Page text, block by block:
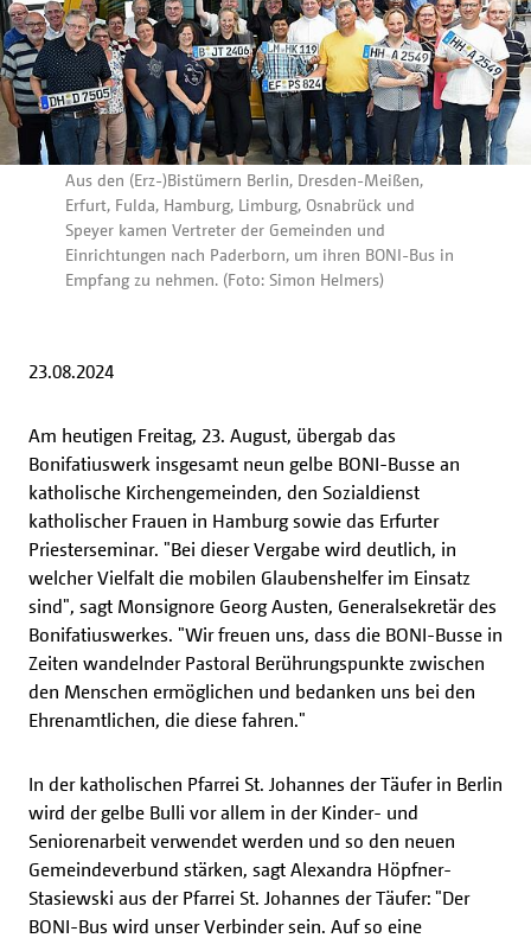
Aus den (Erz-)Bistümern Berlin, Dresden-Meißen,
Erfurt, Fulda, Hamburg, Limburg, Osnabrück und
Speyer kamen Vertreter der Gemeinden und
Einrichtungen nach Paderborn, um ihren BONI-Bus in
Empfang zu nehmen. (Foto: Simon Helmers)
23.08.2024
Am heutigen Freitag, 23. August, übergab das
Bonifatiuswerk insgesamt neun gelbe BONI-Busse an
katholische Kirchengemeinden, den Sozialdienst
katholischer Frauen in Hamburg sowie das Erfurter
Priesterseminar. "Bei dieser Vergabe wird deutlich, in
welcher Vielfalt die mobilen Glaubenshelfer im Einsatz
sind", sagt Monsignore Georg Austen, Generalsekretär des
Bonifatiuswerkes. "Wir freuen uns, dass die BONI-Busse in
Zeiten wandelnder Pastoral Berührungspunkte zwischen
den Menschen ermöglichen und bedanken uns bei den
Ehrenamtlichen, die diese fahren."
In der katholischen Pfarrei St. Johannes der Täufer in Berlin
wird der gelbe Bulli vor allem in der Kinder- und
Seniorenarbeit verwendet werden und so den neuen
Gemeindeverbund stärken, sagt Alexandra Höpfner-
Stasiewski aus der Pfarrei St. Johannes der Täufer: "Der
BONI-Bus wird unser Verbinder sein. Auf so eine